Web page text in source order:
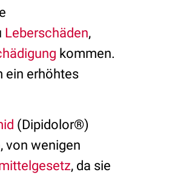
Leberschäden,
kommen.
ein erhöhtes
(Dipidolor®)
von wenigen
, da sie